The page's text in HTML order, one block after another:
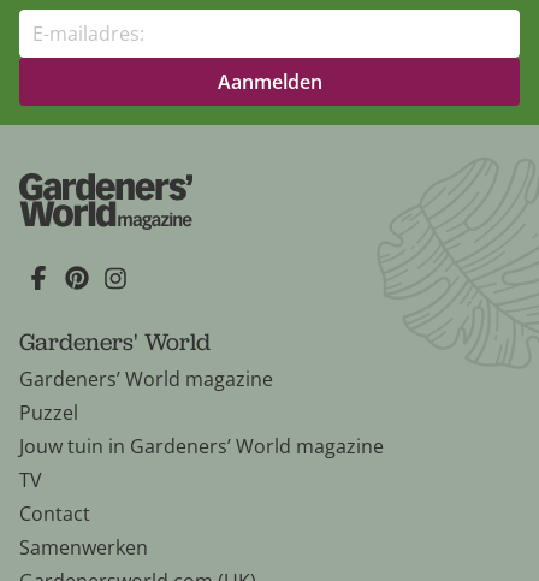
Gardeners' World
Gardeners’ World magazine
Puzzel
Jouw tuin in Gardeners’ World magazine
TV
Contact
Samenwerken